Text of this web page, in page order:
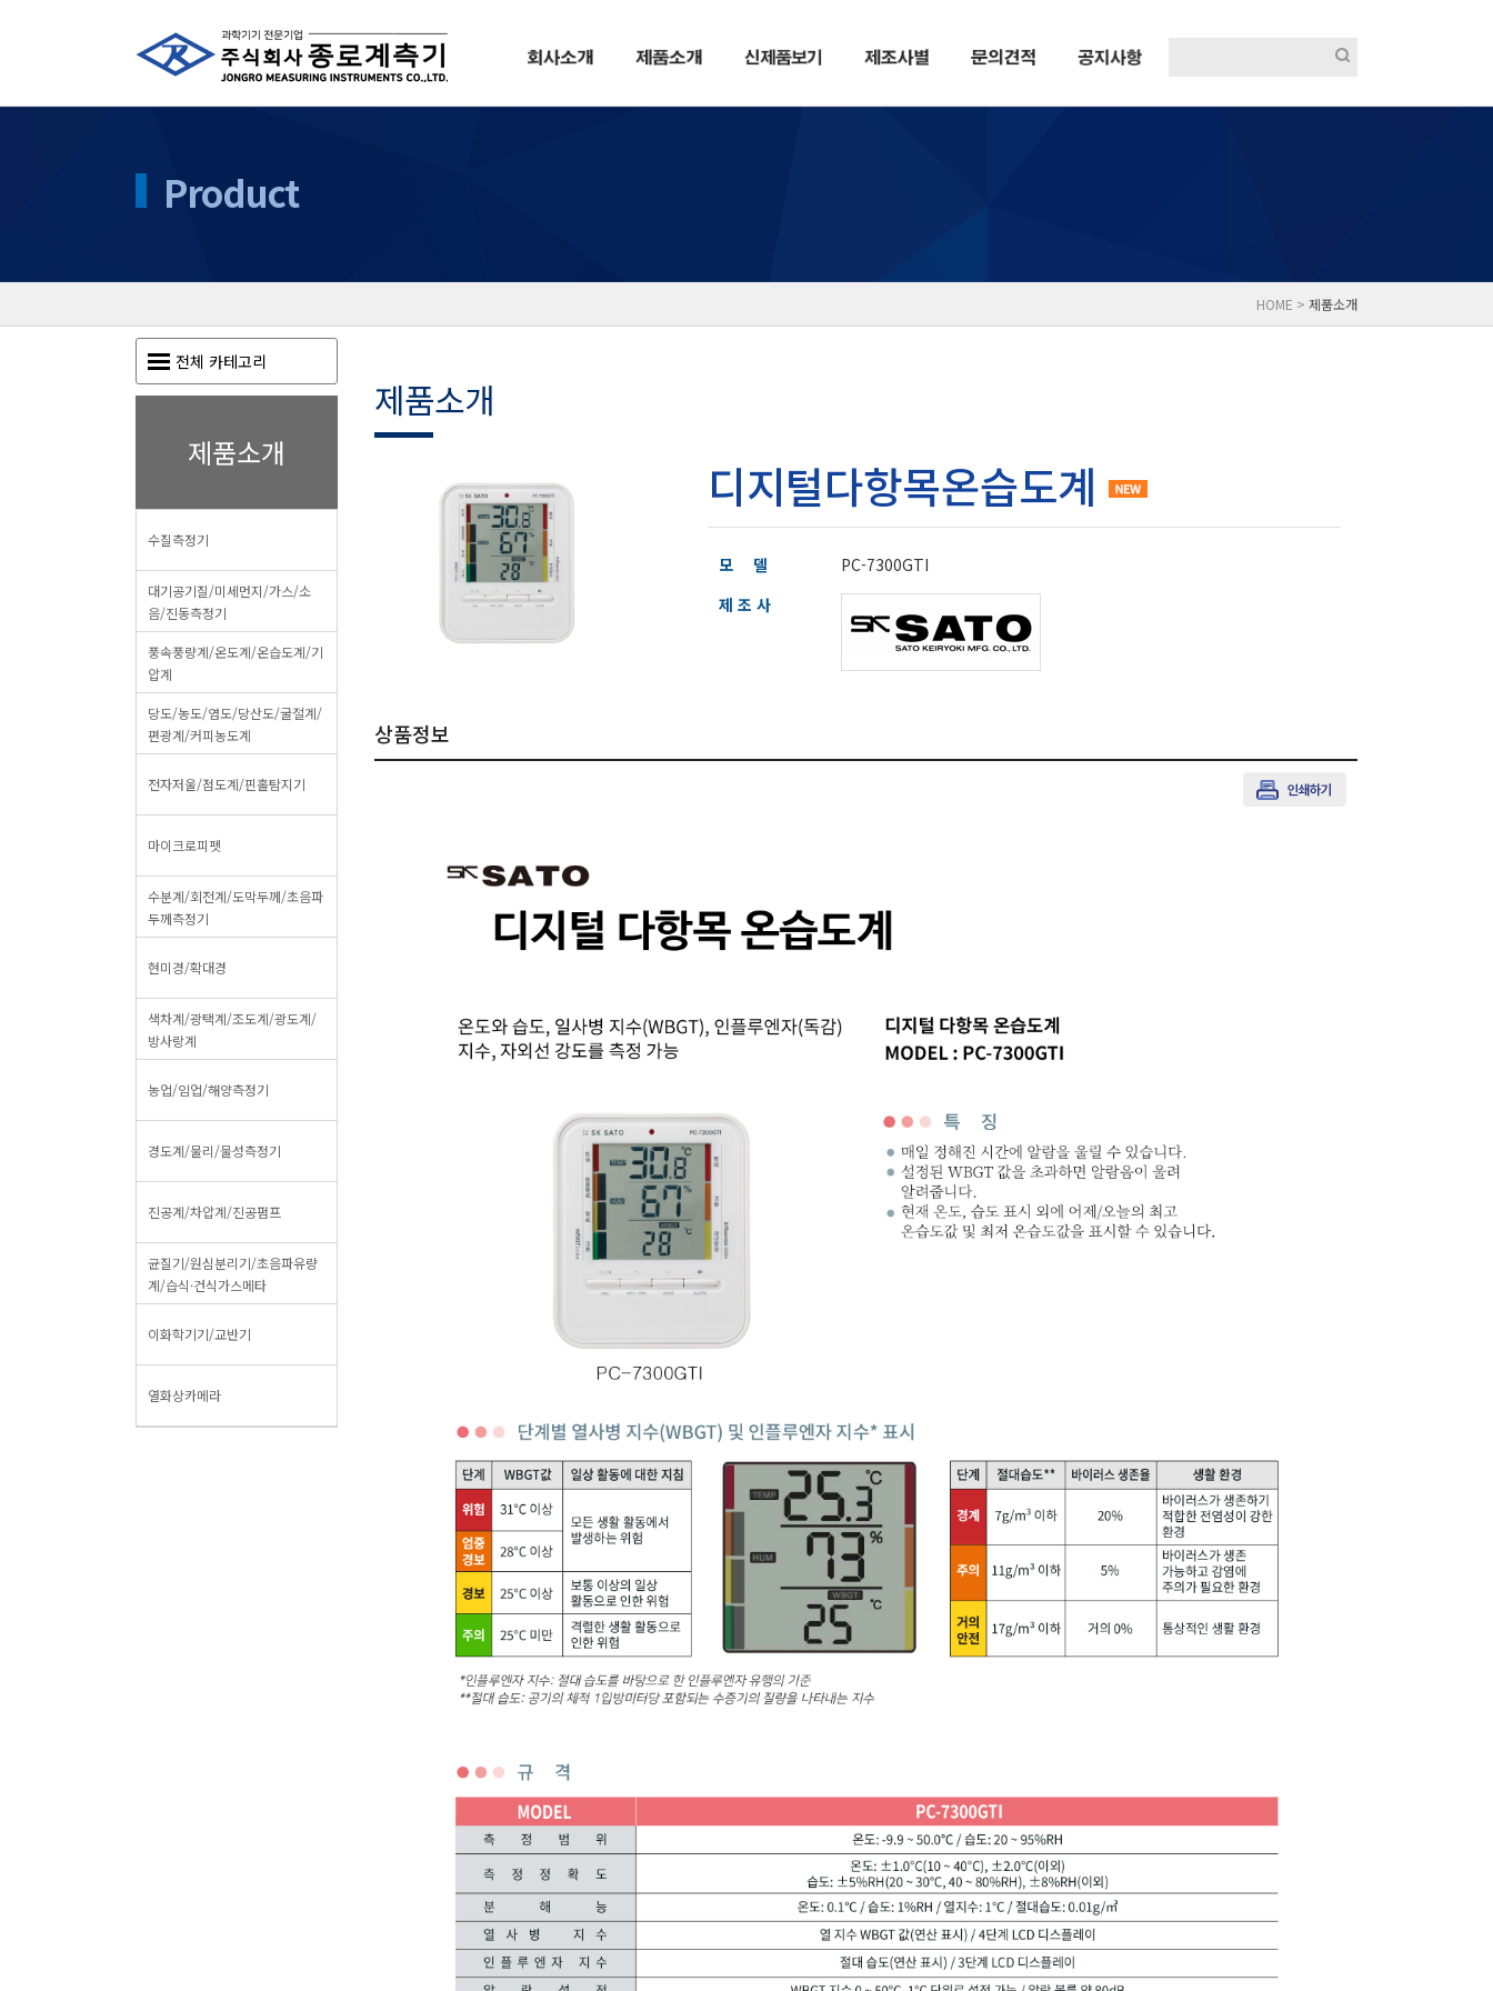
Product
HOME > 제품소개
전체 카테고리
제품소개
수질측정기
대기공기질/미세먼지/가스/소
음/진동측정기
풍속풍량계/온도계/온습도계/기
압계
당도/농도/염도/당산도/굴절계/
편광계/커피농도계
전자저울/점도계/핀홀탐지기
마이크로피펫
수분계/회전계/도막두께/초음파
두께측정기
현미경/확대경
색차계/광택계/조도계/광도계/
방사랑계
농업/임업/해양측정기
경도계/물리/물성측정기
진공계/차압계/진공펌프
균질기/원심분리기/초음파유량
계/습식·건식가스메타
이화학기기/교반기
열화상카메라
제품소개
디지털다항목온습도계
모 델
PC-7300GTI
제 조 사
상품정보